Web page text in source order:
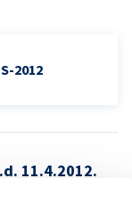
2012
11.4.2012.